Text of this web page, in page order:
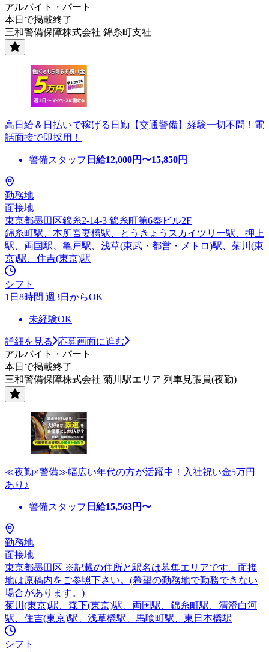
アルバイト・パート
本日で掲載終了
三和警備保障株式会社 錦糸町支社
高日給＆日払いで稼げる日勤【交通警備】経験一切不問！電
話面接で即採用！
警備スタッフ 日給12,000円〜15,850円
勤務地
面接地
東京都墨田区錦糸2-14-3 錦糸町第6秦ビル2F
錦糸町駅、本所吾妻橋駅、とうきょうスカイツリー駅、押上
駅、両国駅、亀戸駅、浅草(東武・都営・メトロ)駅、菊川(東
京)駅、住吉(東京)駅
シフト
1日8時間 週3日からOK
未経験OK
詳細を見る
応募画面に進む
アルバイト・パート
本日で掲載終了
三和警備保障株式会社 菊川駅エリア 列車見張員(夜勤)
≪夜勤×警備≫幅広い年代の方が活躍中！入社祝い金5万円
あり♪
警備スタッフ 日給15,563円〜
勤務地
面接地
東京都墨田区 ※記載の住所と駅名は募集エリアです。面接
地は原稿内をご参照下さい。(希望の勤務地で勤務できない
場合があります。)
菊川(東京)駅、森下(東京)駅、両国駅、錦糸町駅、清澄白河
駅、住吉(東京)駅、浅草橋駅、馬喰町駅、東日本橋駅
シフト